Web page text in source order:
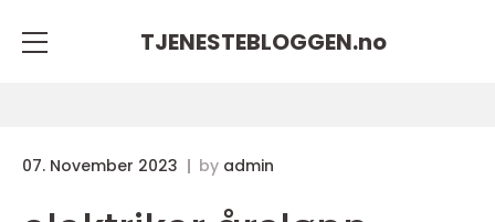
TJENESTEBLOGGEN.no
07. November 2023 by admin